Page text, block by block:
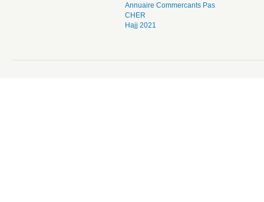
Annuaire Commercants Pas
CHER
Hajj 2021